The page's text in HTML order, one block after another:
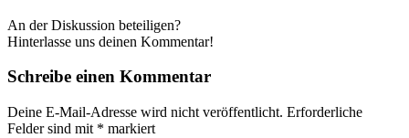
An der Diskussion beteiligen?
Hinterlasse uns deinen Kommentar!
Schreibe einen Kommentar
Deine E-Mail-Adresse wird nicht veröffentlicht. Erforderliche
Felder sind mit * markiert